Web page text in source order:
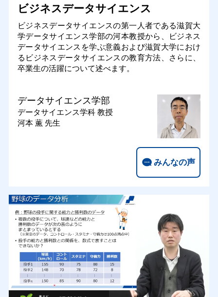
ビジネスデータサイエンス
ビジネスデータサイエンスの第一人者である滋賀大
学データサイエンス学部の河本教授から、ビジネス
データサイエンスを学ぶ意義および滋賀大学におけ
るビジネスデータサイエンスの教育方法、さらに、
卒業生の活躍について述べます。
データサイエンス学部
データサイエンス学科 教授
河本 薫 先生
みんなの声